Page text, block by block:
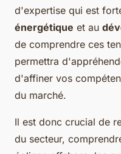
d'expertise qui est
énergétique et au
de comprendre ces
permettra
d'affiner vos
du marché.
Il est donc crucial de
du secteur,